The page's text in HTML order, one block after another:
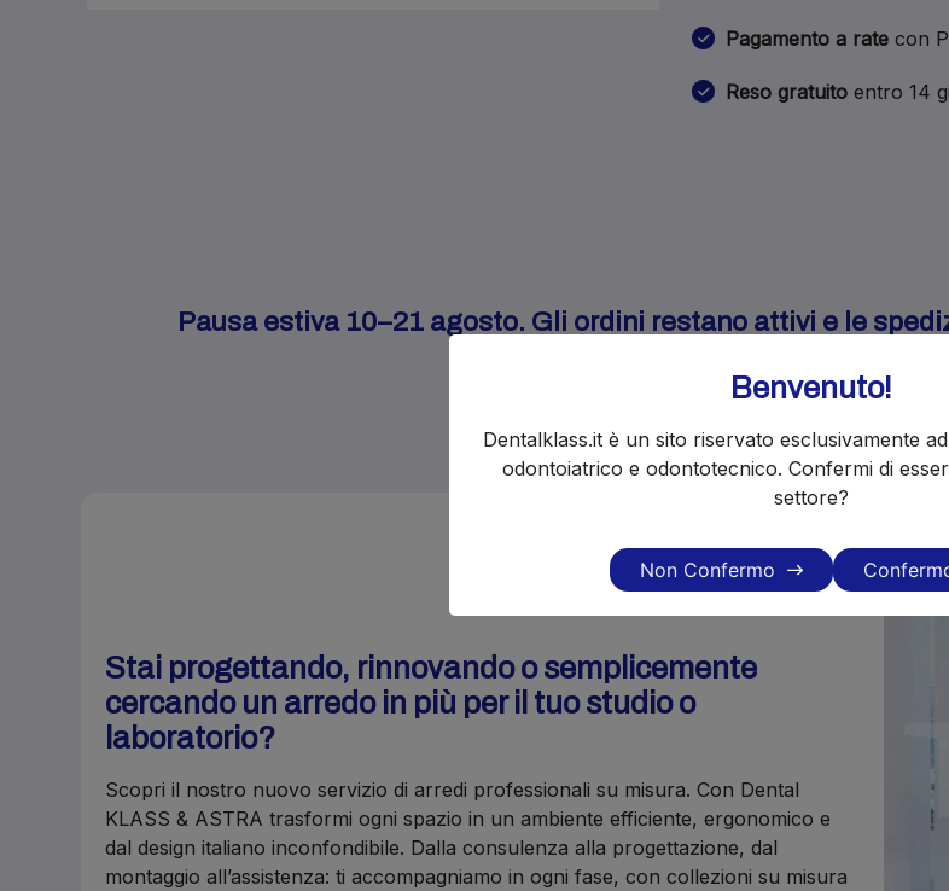
Pagamento a rate con
Reso gratuito entro 14
Pausa estiva 10–21 agosto. Gli ordini restano attivi e le
Stai progettando, rinnovando o semplicemente
cercando un arredo in più per il tuo studio o
laboratorio?
Scopri il nostro nuovo servizio di arredi professionali su misura. Con Dental
KLASS & ASTRA trasformi ogni spazio in un ambiente efficiente, ergonomico e
dal design italiano inconfondibile. Dalla consulenza alla progettazione, dal
montaggio all’assistenza: ti accompagniamo in ogni fase, con collezioni su misura
Benvenuto!
Dentalklass.it è un sito riservato esclusivamente
odontoiatrico e odontotecnico. Confermi di
settore?
Non Confermo